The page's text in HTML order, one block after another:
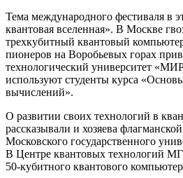
Тема международного фестиваля в
квантовая вселенная». В Москве
трехкубитный квантовый
пионеров на Воробьевых горах
технологический университет
используют студенты курса
вычислений».
О развитии своих технологий в
рассказывали и хозяева
Московского государственного
В Центре квантовых технологий
50‑кубитного квантового